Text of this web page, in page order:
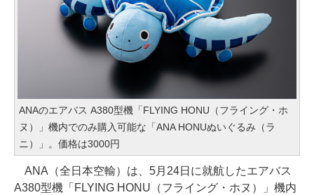
ANAのエアバス A380型機「FLYING HONU（フライング・ホ
ヌ）」機内でのみ購入可能な「ANA HONUぬいぐるみ（ラ
ニ）」。価格は3000円
ANA（全日本空輸）は、5月24日に就航したエアバス
A380型機「FLYING HONU（フライング・ホヌ）」機内